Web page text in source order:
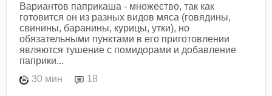
Вариантов паприкаша - множество, так как
готовится он из разных видов мяса (говядины,
свинины, баранины, курицы, утки), но
обязательными пунктами в его приготовлении
являются тушение с помидорами и добавление
паприки...
30 мин
18